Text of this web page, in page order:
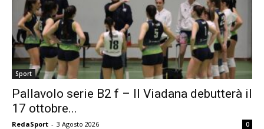
Sport
Pallavolo serie B2 f – Il Viadana debutterà il
17 ottobre...
RedaSport - 3 Agosto 2026 0